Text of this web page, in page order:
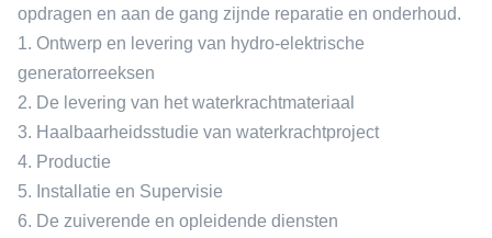
opdragen en aan de gang zijnde reparatie en onderhoud.
1. Ontwerp en levering van hydro-elektrische
generatorreeksen
2. De levering van het waterkrachtmateriaal
3. Haalbaarheidsstudie van waterkrachtproject
4. Productie
5. Installatie en Supervisie
6. De zuiverende en opleidende diensten